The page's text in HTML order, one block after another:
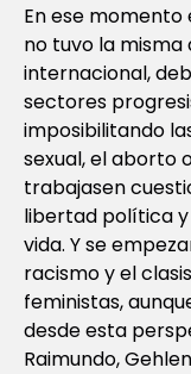
En ese momento
no tuvo la
internacional,
sectores
imposibilitando
sexual, el aborto
trabajasen
libertad política y
vida. Y se
racismo y el
feministas,
desde esta
Raimundo,